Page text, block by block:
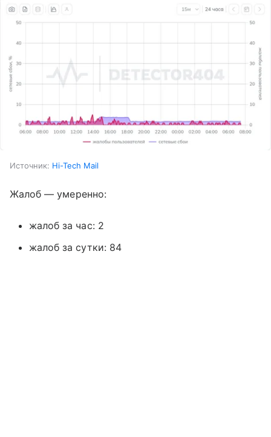
Источник: Hi-Tech Mail
Жалоб — умеренно:
жалоб за час: 2
жалоб за сутки: 84